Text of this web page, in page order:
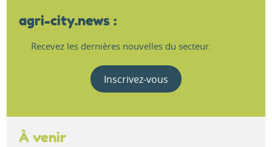
agri-city.news :
Recevez les dernières nouvelles du secteur.
Inscrivez-vous
À venir